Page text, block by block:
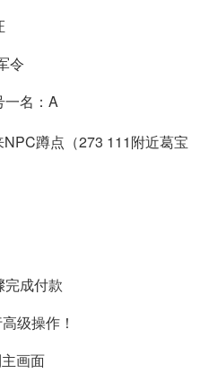
令
一名：A
NPC蹲点（273 111附近葛宝
完成付款
级操作！
画面